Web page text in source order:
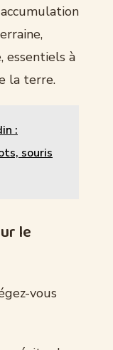
essentiels à
la terre.
:
souris
le
vous